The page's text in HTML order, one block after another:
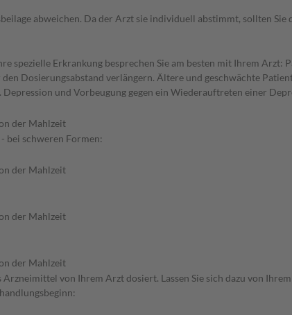
abweichen. Da der Arzt sie individuell abstimmt, sollten
spezielle Erkrankung besprechen Sie am besten mit Ihrem
Dosierungsabstand verlängern. Ältere und geschwächte
und Vorbeugung gegen ein Wiederauftreten einer
der Mahlzeit
bei schweren Formen:
der Mahlzeit
der Mahlzeit
der Mahlzeit
von Ihrem Arzt dosiert. Lassen Sie sich dazu von